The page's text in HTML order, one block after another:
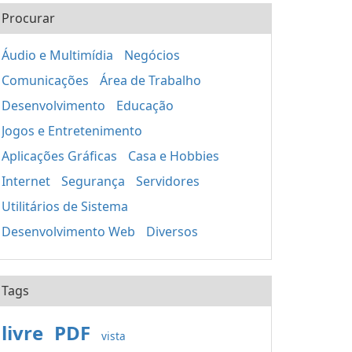
Procurar
Áudio e Multimídia
Negócios
Comunicações
Área de Trabalho
Desenvolvimento
Educação
Jogos e Entretenimento
Aplicações Gráficas
Casa e Hobbies
Internet
Segurança
Servidores
Utilitários de Sistema
Desenvolvimento Web
Diversos
Tags
livre PDF vista